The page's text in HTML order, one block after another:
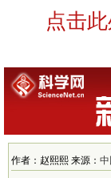
点击
作者：赵熙熙 来源： 中